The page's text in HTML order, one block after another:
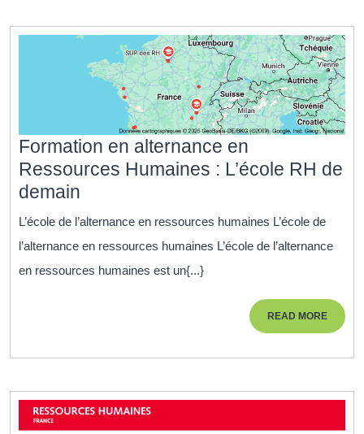
Clés
pour
Réussir
Formation en alternance en
Ressources Humaines : L’école RH de
demain
en
alternance
Ressources
de
demain
L’école de l’alternance en ressources humaines L’école de
l’alternance en ressources humaines L’école de l’alternance
en ressources humaines est un{...}
READ MOREREAD
MORE